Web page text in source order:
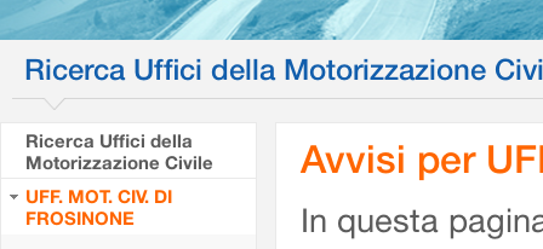
Ricerca Uffici della Motorizzazione
Ricerca Uffici della
Motorizzazione Civile
UFF. MOT. CIV. DI
FROSINONE
Avvisi per
In questa